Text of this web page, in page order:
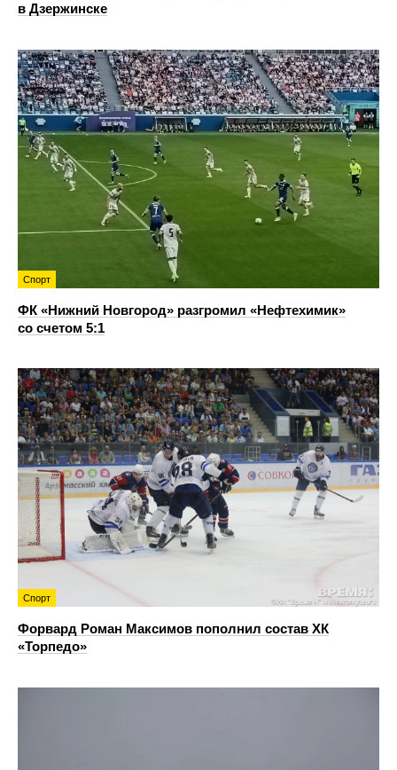
в Дзержинске
Спорт
ФК «Нижний Новгород» разгромил «Нефтехимик»
со счетом 5:1
Спорт
Форвард Роман Максимов пополнил состав ХК
«Торпедо»